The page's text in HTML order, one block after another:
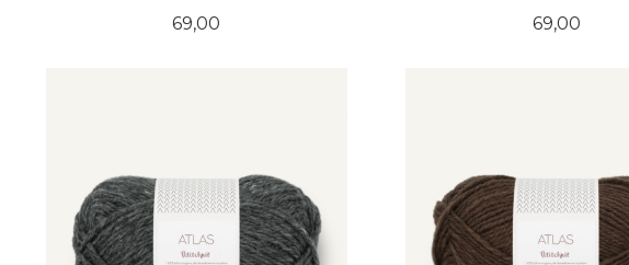
Pris
69,00 Pris
69,00